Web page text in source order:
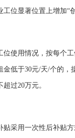
工位显著位置上增加“
使用情况，按每个工
金低于30元/天/个的，
过20万元。
采用一次性后补贴方